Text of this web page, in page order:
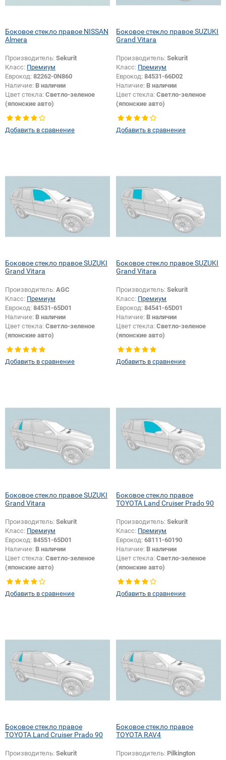
Боковое стекло правое NISSAN
Almera
Производитель: Sekurit
Класс: Премиум
Еврокод: 82262-0N860
Наличие: В наличии
Цвет стекла: Светло-зеленое
(японские авто)
правое
Добавить в сравнение
Боковое стекло правое SUZUKI
Grand Vitara
Производитель:Sekurit
Класс: Премиум
Еврокод:84531-66D02
Наличие: В наличии
Цвет стекла:Светло-зеленое
(японские авто)
Тип стекла:Боковое стекло
правое
Добавить в сравнение
Боковое стекло правое SUZUKI
Grand Vitara
Производитель: AGC
Класс: Премиум
Еврокод: 84531-65D01
Наличие: В наличии
Цвет стекла: Светло-зеленое
(японские авто)
Тип кузова: Внедорожник
Тип стекла:Боковое стекло
правое
Добавить в сравнение
Боковое стекло правое SUZUKI
Grand Vitara
Производитель:Sekurit
Класс: Премиум
Еврокод:84541-65D01
Наличие: В наличии
Цвет стекла:Светло-зеленое
(японские авто)
Тип кузова:Внедорожник
Тип стекла:Боковое стекло
правое
Добавить в сравнение
Боковое стекло правое SUZUKI
Grand Vitara
Производитель: Sekurit
Класс: Премиум
Еврокод: 84551-65D01
Наличие: В наличии
Цвет стекла: Светло-зеленое
(японские авто)
Тип стекла:Боковое стекло
правое
Добавить в сравнение
Боковое стекло правое
TOYOTA Land Cruiser Prado 90
Производитель:Sekurit
Класс: Премиум
Еврокод:68111-60190
Наличие: В наличии
Цвет стекла:Светло-зеленое
(японские авто)
Тип стекла:Боковое стекло
правое
Добавить в сравнение
Боковое стекло правое
TOYOTA Land Cruiser Prado 90
Производитель: Sekurit
Боковое стекло правое
TOYOTA RAV4
Производитель: Pilkington